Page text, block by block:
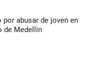
por abusar de joven en
de Medellín